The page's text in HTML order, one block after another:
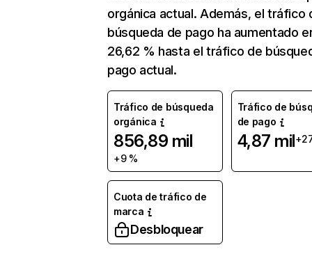
orgánica actual. Además, el tráfico
búsqueda de pago ha aumentado
26,62 % hasta el tráfico de
pago actual.
Tráfico de búsqueda
orgánica
856,89 mil
+9 %
Tráfico de
de pago
4,87 mil
Cuota de tráfico de
marca
Desbloquear